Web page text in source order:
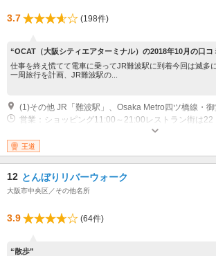
3.7 (198件)
“OCAT（大阪シティエアターミナル）の2018年10月の口コ
仕事を終え慌てて電車に乗ってJR難波駅に到着今回は滅多
一周旅行を計画、JR難波駅の...
営業：ショッピング11:00～21:00レストラン街は
り異なる 休業：毎月第3水曜日（但し1月は1日、12
王道
12 とんぼりリバーウォーク
大阪市中央区／その他名所
3.9 (64件)
“散歩”